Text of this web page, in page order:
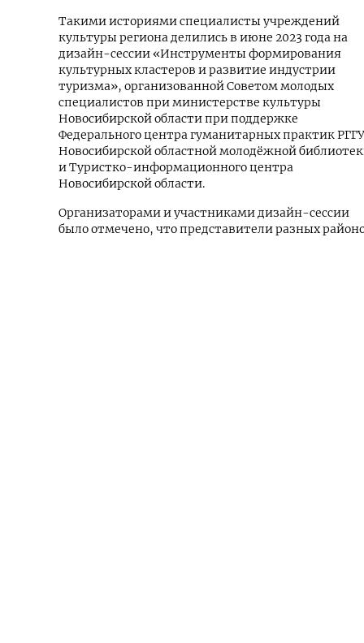
Такими историями специалисты учреждений
культуры региона делились в июне 2023 года на
дизайн-сессии «Инструменты формирования
культурных кластеров и развитие индустрии
туризма», организованной Советом молодых
специалистов при министерстве культуры
Новосибирской области при поддержке
Федерального центра гуманитарных практик
Новосибирской областной молодёжной
и Туристко-информационного центра
Новосибирской области.
Организаторами и участниками дизайн-сессии
было отмечено, что представители разных